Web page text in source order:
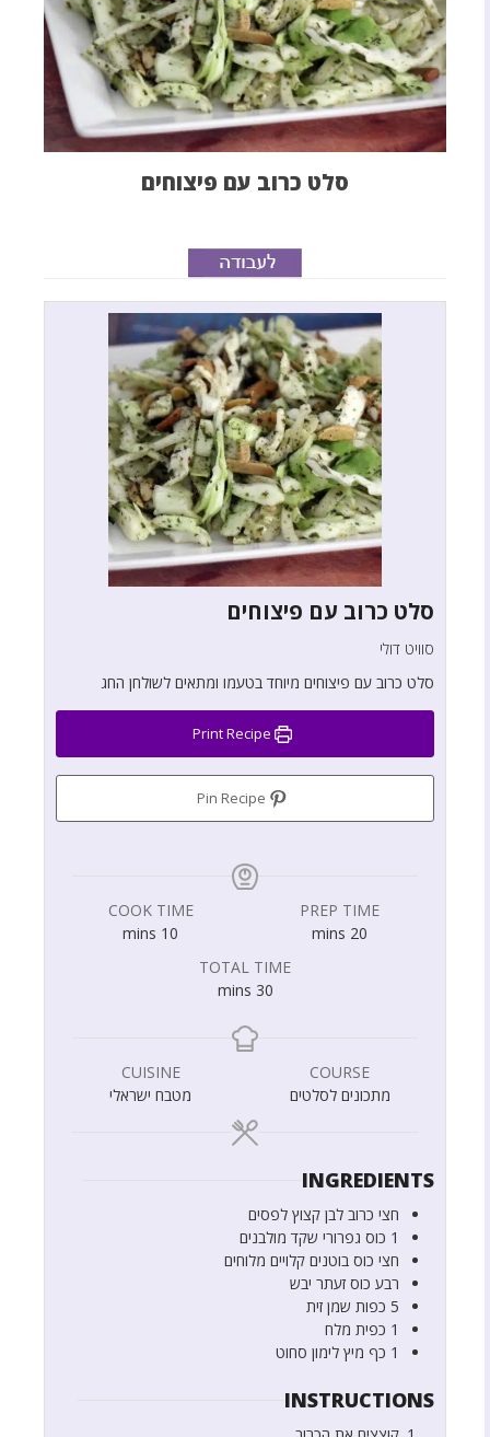
סלט כרוב עם פיצוחים
סלט כרוב עם פיצוחים
סוויט דולי
סלט כרוב עם פיצוחים מיוחד בטעמו ומתאים לשולחן החג
PREP TIME
20
mins
COOK TIME
10
mins
TOTAL TIME
30
mins
COURSE
מתכונים לסלטים
CUISINE
מטבח ישראלי
INGREDIENTS
חצי כרוב לבן קצוץ לפסים
1 כוס גפרורי שקד מולבנים
חצי כוס בוטנים קלויים מלוחים
רבע כוס זעתר יבש
5 כפות שמן זית
1 כפית מלח
1 כף מיץ לימון סחוט
INSTRUCTIONS